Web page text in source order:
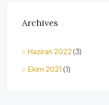
Archives
Haziran 2022 (3)
Ekim 2021 (1)